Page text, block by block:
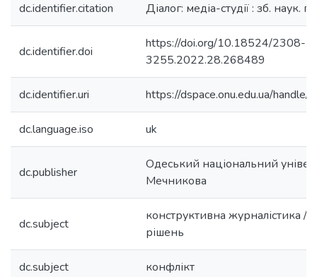
dc.identifier.citation Діалог: медіа-студії : зб. наук.
dc.identifier.doi
https://doi.org/10.18524/2308-
3255.2022.28.268489
dc.identifier.uri https://dspace.onu.edu.ua/
dc.language.iso uk
dc.publisher
Одеський національний
Мечникова
dc.subject
конструктивна журналістика /
рішень
dc.subject конфлікт